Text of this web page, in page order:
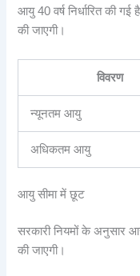
आयु 40 वर्ष निर्धारित की
की जाएगी।
विवरण
न्यूनतम आयु
अधिकतम आयु
आयु सीमा में छूट
सरकारी नियमों के अनुसार
की जाएगी।